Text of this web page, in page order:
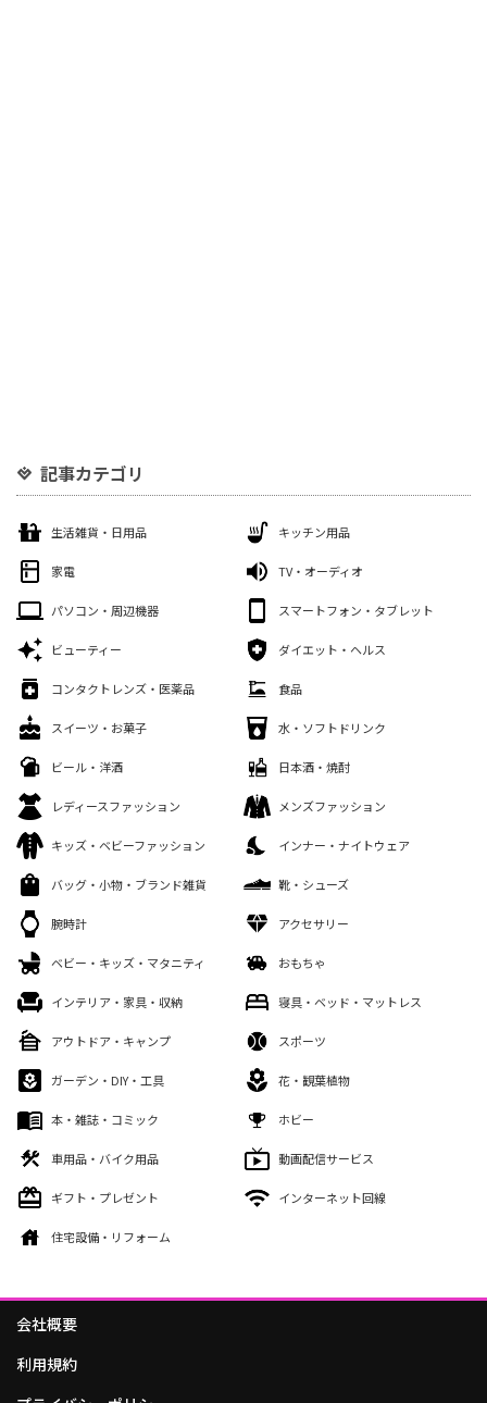
記事カテゴリ
生活雑貨・日用品 キッチン用品
家電 TV・オーディオ
パソコン・周辺機器 スマートフォン・タブレット
ビューティー ダイエット・ヘルス
コンタクトレンズ・医薬品 食品
スイーツ・お菓子 水・ソフトドリンク
ビール・洋酒 日本酒・焼酎
レディースファッション メンズファッション
キッズ・ベビーファッション インナー・ナイトウェア
バッグ・小物・ブランド雑貨 靴・シューズ
腕時計 アクセサリー
ベビー・キッズ・マタニティ おもちゃ
インテリア・家具・収納 寝具・ベッド・マットレス
アウトドア・キャンプ スポーツ
ガーデン・DIY・工具 花・観葉植物
本・雑誌・コミック ホビー
車用品・バイク用品 動画配信サービス
ギフト・プレゼント インターネット回線
住宅設備・リフォーム
会社概要
利用規約